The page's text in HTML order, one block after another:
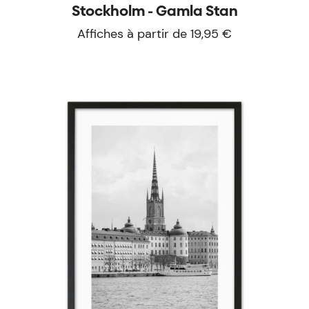
Stockholm - Gamla Stan
Affiches à partir de 19,95 €